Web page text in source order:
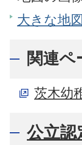
大きな地
関連ペ
茨木幼
公立認